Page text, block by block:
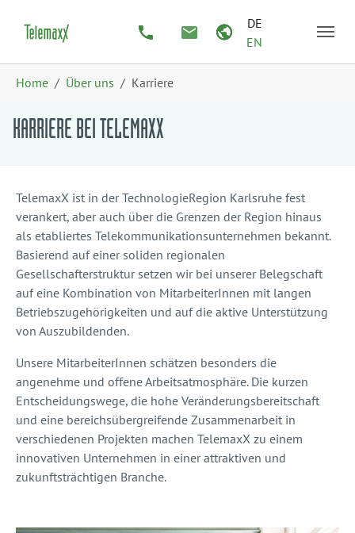
DE
EN
Home Über uns Karriere
KARRIERE BEI TELEMAXX
TelemaxX ist in der TechnologieRegion Karlsruhe fest
verankert, aber auch über die Grenzen der Region hinaus
als etabliertes Telekommunikationsunternehmen bekannt.
Basierend auf einer soliden regionalen
Gesellschafterstruktur setzen wir bei unserer Belegschaft
auf eine Kombination von MitarbeiterInnen mit langen
Betriebszugehörigkeiten und auf die aktive Unterstützung
von Auszubildenden.
Unsere MitarbeiterInnen schätzen besonders die
angenehme und offene Arbeitsatmosphäre. Die kurzen
Entscheidungswege, die hohe Veränderungsbereitschaft
und eine bereichsübergreifende Zusammenarbeit in
verschiedenen Projekten machen TelemaxX zu einem
innovativen Unternehmen in einer attraktiven und
zukunftsträchtigen Branche.